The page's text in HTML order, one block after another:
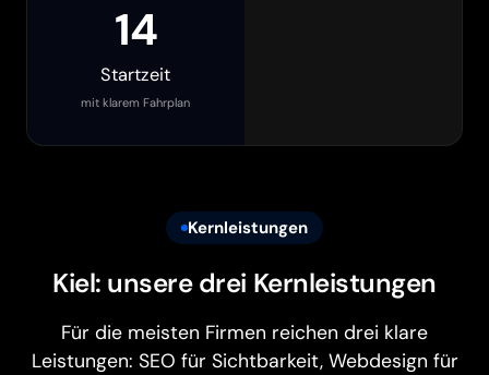
14
Startzeit
mit klarem Fahrplan
Kernleistungen
Kiel: unsere drei Kernleistungen
Für die meisten Firmen reichen drei klare
Leistungen: SEO für Sichtbarkeit, Webdesign für